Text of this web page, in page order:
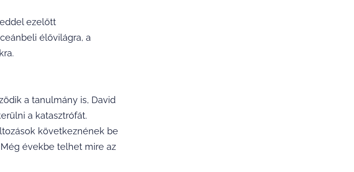
ezelőtt
élővilágra, a
a tanulmány is, David
a katasztrófát.
következnének be
évekbe telhet mire az